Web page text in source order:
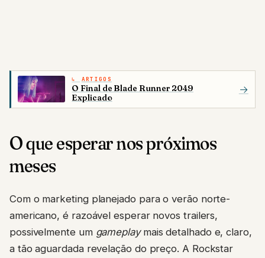
ARTIGOS
O Final de Blade Runner 2049
Explicado
→
O que esperar nos próximos
meses
Com o marketing planejado para o verão norte-
americano, é razoável esperar novos trailers,
possivelmente um gameplaymais detalhado e, claro,
a tão aguardada revelação do preço. A Rockstar